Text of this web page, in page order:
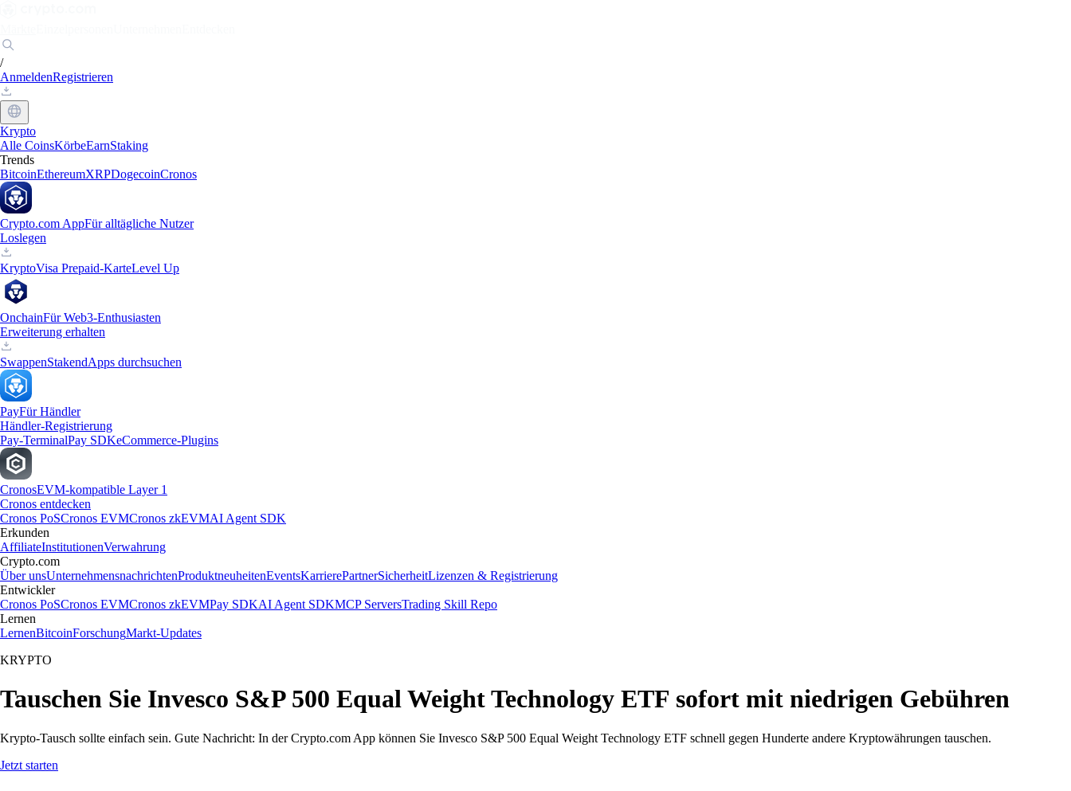
/
AnmeldenRegistrieren
Krypto
Alle CoinsKörbeEarnStaking
Trends
BitcoinEthereumXRPDogecoinCronos
Crypto.com AppFür alltägliche Nutzer
Loslegen
KryptoVisa Prepaid-KarteLevel Up
OnchainFür Web3-Enthusiasten
Erweiterung erhalten
SwappenStakendApps durchsuchen
PayFür Händler
Händler-Registrierung
Pay-TerminalPay SDKeCommerce-Plugins
CronosEVM-kompatible Layer 1
Cronos entdecken
Cronos PoSCronos EVMCronos zkEVMAI Agent SDK
Erkunden
AffiliateInstitutionenVerwahrung
Crypto.com
Über unsUnternehmensnachrichtenProduktneuheitenEventsKarrierePartnerSicherheitLizenzen & Registrierung
Entwickler
Cronos PoSCronos EVMCronos zkEVMPay SDKAI Agent SDKMCP ServersTrading Skill Repo
Lernen
LernenBitcoinForschungMarkt-Updates
KRYPTO
Tauschen Sie Invesco S&P 500 Equal Weight Technology ETF sofort mit niedrigen Gebühren
Krypto-Tausch sollte einfach sein. Gute Nachricht: In der Crypto.com App können Sie Invesco S&P 500 Equal Weight Technology ETF schnell gegen Hunderte andere Kryptowährungen tauschen.
Jetzt starten